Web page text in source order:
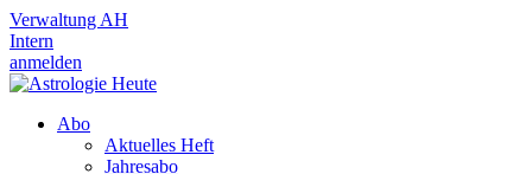
Verwaltung AH
Intern
anmelden
Abo
Aktuelles Heft
Jahresabo